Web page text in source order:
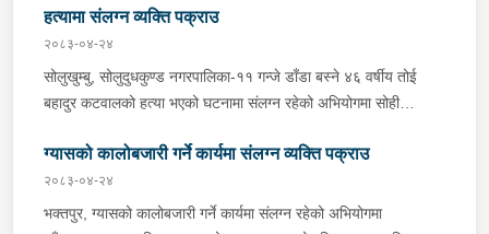
हत्यामा संलग्न व्यक्ति पक्राउ
२०८३-०४-२४
सोलुखुम्बु, सोलुदुधकुण्ड नगरपालिका-११ गन्जे डाँडा बस्ने ४६ वर्षीय तोई
बहादुर कटवालको हत्या भएको घटनामा संलग्न रहेको अभियोगमा सोही
आइतबार बिहान प्रहरीले पक्राउ गरेको छ । तोई बहादुर आफ्नै घरमा शनिबार
बिहान मृत अवस्थामा फेला परेको घटनाको अनुसन्धानको क्रममा जिल्ला
प्रहरी कार्यालय सोलुखुम्बु समेतबाट खटिएको प्रहरीले भुवन सिंहलाई पक्राउ
ग्यासको कालोबजारी गर्ने कार्यमा संलग्न व्यक्ति पक्राउ
२०८३-०४-२४
भक्तपुर, ग्यासको कालोबजारी गर्ने कार्यमा संलग्न रहेको अभियोगमा